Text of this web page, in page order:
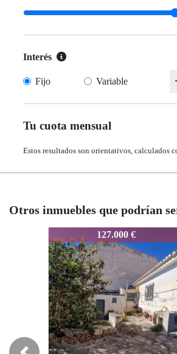
Interés
Fijo Variable
Tu cuota mensual
Estos resultados son orientativos, calculados
Otros inmuebles que podrían
J956
159.000 €